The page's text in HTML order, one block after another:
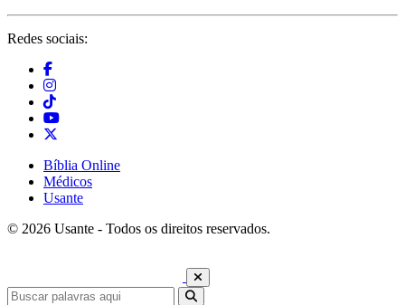
Redes sociais:
Bíblia Online
Médicos
Usante
© 2026 Usante - Todos os direitos reservados.